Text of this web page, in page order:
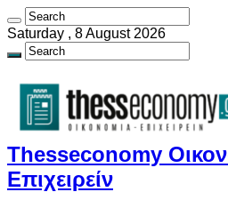
Saturday , 8 August 2026
Thesseconomy
Επιχειρείν